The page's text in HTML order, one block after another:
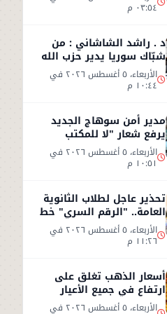
٠٣:٥٤ م
د . راشد الشاشاني : من
شبّاك سوريا يدير حزب الله
وجهه نحو السعوديّة الأربعاء، ٥ أغسطس ٢٠٢٦ في
١٠:٤٤ م
مدير أمن سوهاج الجديد
يرفع شعار "لا للمكتب
المكيف" الأربعاء، ٥ أغسطس ٢٠٢٦ في
١٠:٥١ م
تحذير عاجل لطلاب الثانوية
العامة.. "الرقم السري" خط
أحمر الأربعاء، ٥ أغسطس ٢٠٢٦ في
١١:٢٦ م
أسعار الذهب تغلق على
ارتفاع في جميع الأعيار
الأربعاء، ٥ أغسطس ٢٠٢٦ في